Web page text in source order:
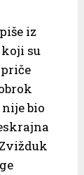
iz
su
bio